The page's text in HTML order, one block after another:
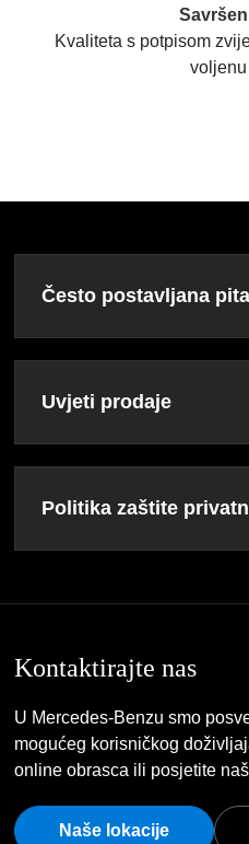
Kvaliteta s potpisom
Često postavljana
Uvjeti prodaje
Politika zaštite
Kontaktirajte nas
U Mercedes-Benzu smo
mogućeg korisničkog
online obrasca ili posjetite
Naše lokacije